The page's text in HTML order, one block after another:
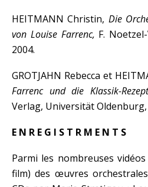
HEITMANN Christin, Die
von Louise Farrenc, F.
2004.
GROTJAHN Rebecca et
Farrenc und die Klassik-
Verlag, Universität Oldenburg,
E N R E G I S T R M E N T S
Parmi les nombreuses
film) des œuvres